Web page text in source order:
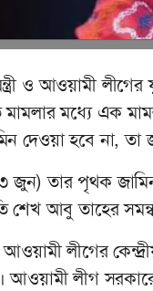
ও আওয়ামী লীগের
মধ্যে এক
দেওয়া হবে না, তা
জুন) তার পৃথক
শেখ আবু তাহের
লীগের
লীগ সরকারের